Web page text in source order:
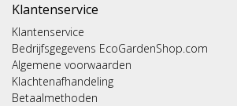
Klantenservice
Klantenservice
Bedrijfsgegevens EcoGardenShop.com
Algemene voorwaarden
Klachtenafhandeling
Betaalmethoden